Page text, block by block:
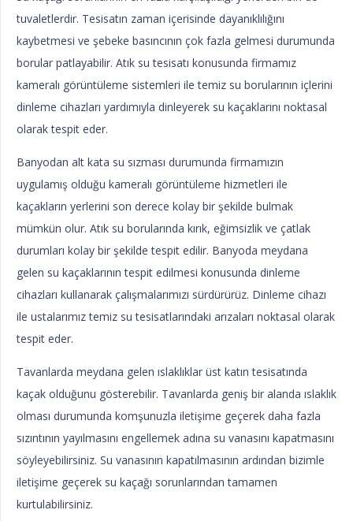
tuvaletlerdir. Tesisatın zaman içerisinde dayanıklılığını
kaybetmesi ve şebeke basıncının çok fazla gelmesi durumunda
borular patlayabilir. Atık su tesisatı konusunda firmamız
kameralı görüntüleme sistemleri ile temiz su borularının içlerini
dinleme cihazları yardımıyla dinleyerek su kaçaklarını noktasal
olarak tespit eder.
Banyodan alt kata su sızması durumunda firmamızın
uygulamış olduğu kameralı görüntüleme hizmetleri ile
kaçakların yerlerini son derece kolay bir şekilde bulmak
mümkün olur. Atık su borularında kırık, eğimsizlik ve çatlak
durumları kolay bir şekilde tespit edilir. Banyoda meydana
gelen su kaçaklarının tespit edilmesi konusunda dinleme
cihazları kullanarak çalışmalarımızı sürdürürüz. Dinleme cihazı
ile ustalarımız temiz su tesisatlarındaki arızaları noktasal olarak
tespit eder.
Tavanlarda meydana gelen ıslaklıklar üst katın tesisatında
kaçak olduğunu gösterebilir. Tavanlarda geniş bir alanda ıslaklık
olması durumunda komşunuzla iletişime geçerek daha fazla
sızıntının yayılmasını engellemek adına su vanasını kapatmasını
söyleyebilirsiniz. Su vanasının kapatılmasının ardından bizimle
iletişime geçerek su kaçağı sorunlarından tamamen
kurtulabilirsiniz.